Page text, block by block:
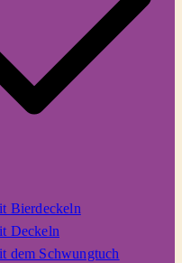
Bierdeckeln
Deckeln
dem Schwungtuch